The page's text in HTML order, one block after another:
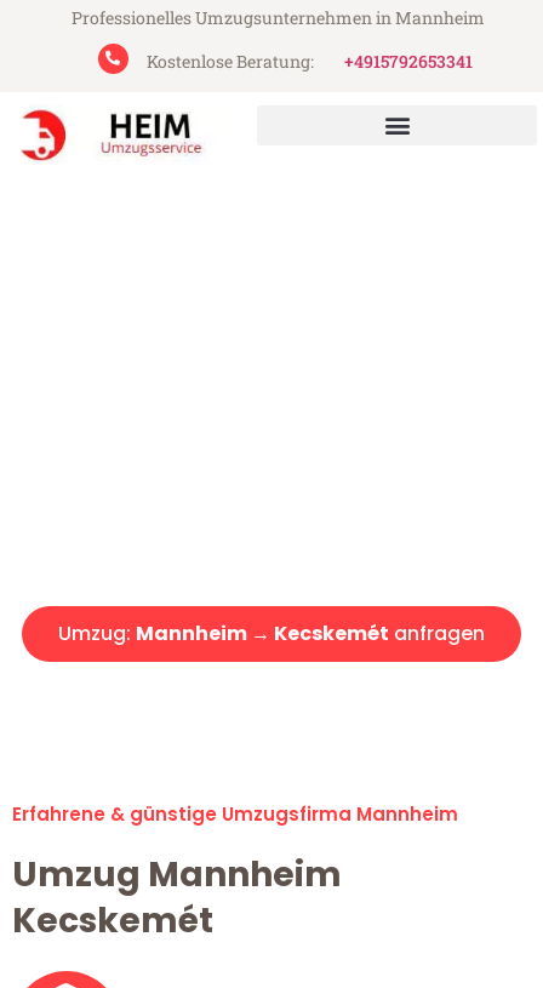
Professionelles Umzugsunternehmen in Mannheim
Kostenlose Beratung:
+4915792653341
Umzug: Mannheim → Kecskemét anfragen
Erfahrene & günstige Umzugsfirma Mannheim
Umzug Mannheim
Kecskemét